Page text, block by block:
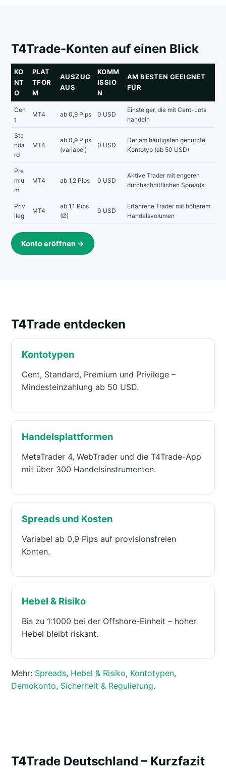
T4Trade-Konten auf einen Blick
KO
NT
O
PLAT
TFOR
M
AUSZUG
AUS
KOMM
ISSIO
N
AM BESTEN GEEIGNET
FÜR
Cen
t
MT4 ab 0,9 Pips 0 USD
Einsteiger, die mit Cent-Lots
handeln
Sta
nda
rd
MT4
ab 0,9 Pips
(variabel)
0 USD
Der am häufigsten genutzte
Kontotyp (ab 50 USD)
Pre
miu
m
MT4 ab 1,2 Pips 0 USD
Aktive Trader mit engeren
durchschnittlichen Spreads
Priv
ileg
MT4
ab 1,1 Pips
(Ø)
0 USD
Erfahrene Trader mit höherem
Handelsvolumen
Konto eröffnen →
T4Trade entdecken
Kontotypen
Cent, Standard, Premium und Privilege –
Mindesteinzahlung ab 50 USD.
Handelsplattformen
MetaTrader 4, WebTrader und die T4Trade-App
mit über 300 Handelsinstrumenten.
Spreads und Kosten
Variabel ab 0,9 Pips auf provisionsfreien
Konten.
Hebel & Risiko
Bis zu 1:1000 bei der Offshore-Einheit – hoher
Hebel bleibt riskant.
Mehr: Spreads, Hebel & Risiko, Kontotypen,
Demokonto, Sicherheit & Regulierung.
T4Trade Deutschland – Kurzfazit